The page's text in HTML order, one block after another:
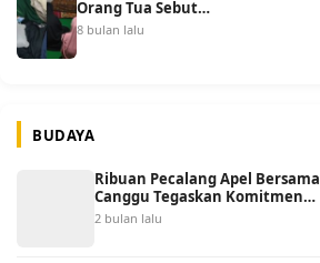
Orang Tua Sebut…
8 bulan lalu
BUDAYA
Ribuan Pecalang Apel
Canggu Tegaskan Komitmen…
2 bulan lalu